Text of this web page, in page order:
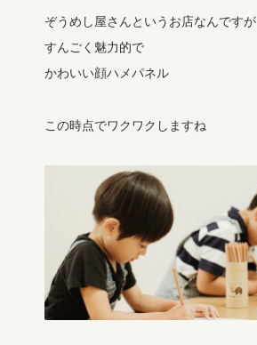
ぞうめし屋さんというお店なんですが
すんごく魅力的で
かわいい顔ハメパネル
この時点でワクワクしますね